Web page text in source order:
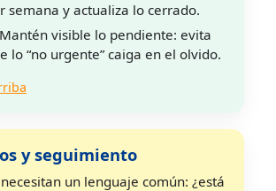
semana y actualiza lo cerrado.
visible lo pendiente: evita
lo “no urgente” caiga en el olvido.
y seguimiento
un lenguaje común: ¿está